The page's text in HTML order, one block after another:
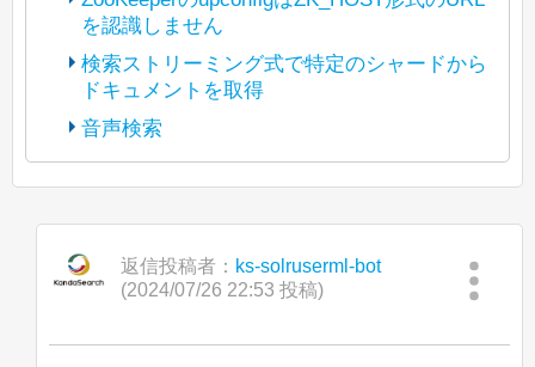
into Japanese and reposted it under
Apache License 2.0. The copyright of
posted content is held by the original
poster.)
こんにちは、
現在、統合ハイライト機能でカスタム
私はパッセージの見出しをきれいにハイ
(The bot translated the original post
https://lists.apache.org/thread/p3t5jbhwz
y7xgyv1rlyzcqyl5d4295b5
into Japanese and reposted it under
Apache License 2.0. The copyright of
posted content is held by the original
poster.)
こんにちは、
現在、Java 8 から Java 11 への移行を進
めています。
Windows上でOpenJ9 Javaを使ってSolr
を認識しません
(The bot translated the original post
https://lists.apache.org/thread/tfpn1tlgosx
67n5omzpkmrdzvsbr02bd
into Japanese and reposted it under
posted content is held by the original
こんにちは、
Solrのコントロールスクリプトを使用し
検索ストリーミング式で特定のシャードから
ドキュメントを取得
https://lists.apache.org/thread/vdqjcy6frv
Apache License 2.0. The copyright of
posted content is held by the original
音声検索
javadocによると、
BeiderMorseFilterFactoryは
推奨されています。
GermanNormalizationFilterFactoryや
返信投稿者： ks-solruserml-bot
(2024/07/26 22:53 投稿)